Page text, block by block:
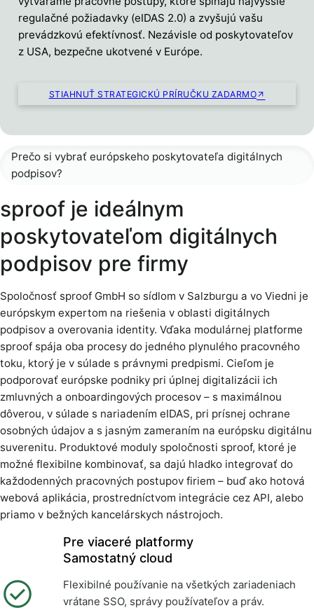
regulačné požiadavky (eIDAS 2.0) a zvyšujú vašu
prevádzkovú efektívnosť. Nezávisle od poskytovateľov
z USA, bezpečne ukotvené v Európe.
STIAHNUŤ STRATEGICKÚ PRÍRUČKU ZADARMO
sproof je ideálnym
poskytovateľom digitálnych
podpisov pre firmy
Spoločnosť sproof GmbH so sídlom v Salzburgu a vo Viedni je
európskym expertom na riešenia v oblasti digitálnych
podpisov a overovania identity. Vďaka modulárnej platforme
sproof spája oba procesy do jedného plynulého pracovného
toku, ktorý je v súlade s právnymi predpismi. Cieľom je
podporovať európske podniky pri úplnej digitalizácii ich
zmluvných a onboardingových procesov – s maximálnou
dôverou, v súlade s nariadením eIDAS, pri prísnej ochrane
osobných údajov a s jasným zameraním na európsku digitálnu
suverenitu. Produktové moduly spoločnosti sproof, ktoré je
možné flexibilne kombinovať, sa dajú hladko integrovať do
každodenných pracovných postupov firiem – buď ako hotová
webová aplikácia, prostredníctvom integrácie cez API, alebo
priamo v bežných kancelárskych nástrojoch.
Prečo si vybrať európskeho poskytovateľa digitálnych
podpisov?
Pre viaceré platformy
Samostatný cloud
Flexibilné používanie na všetkých zariadeniach
vrátane SSO, správy používateľov a práv.